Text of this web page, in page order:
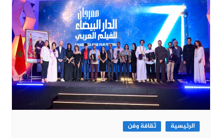
الرئيسية ثقافة وفن